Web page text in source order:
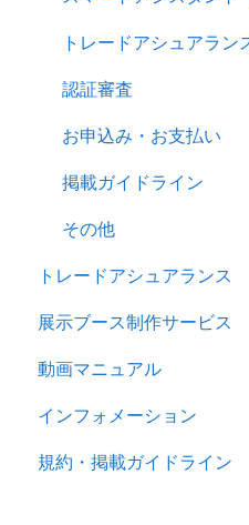
トレードアシュアラン
認証審査
お申込み・お支払い
掲載ガイドライン
その他
トレードアシュアランス
展示ブース制作サービス
動画マニュアル
インフォメーション
規約・掲載ガイドライン